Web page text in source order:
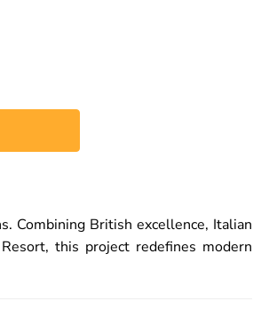
Combining British excellence, Italian
this project redefines modern